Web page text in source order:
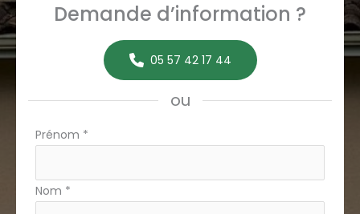
Demande d’information ?
05 57 42 17 44
ou
Formulaire
téléphone
Prénom *
Nom *